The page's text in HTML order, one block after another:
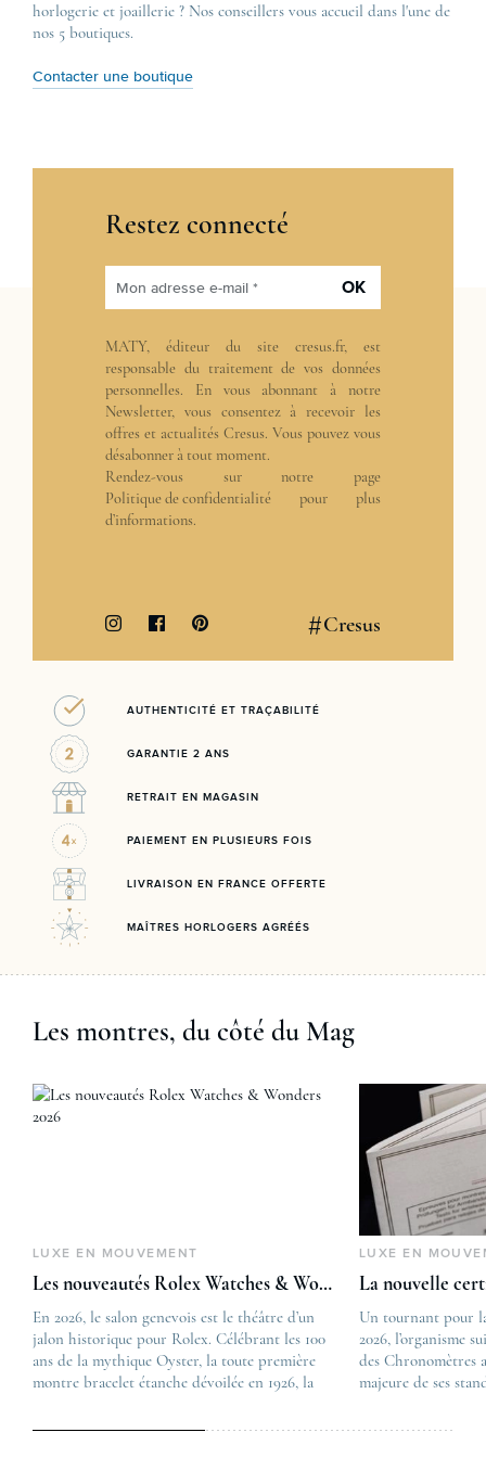
horlogerie et joaillerie ? Nos conseillers vous accueil dans l'une de
nos 5 boutiques.
Contacter une boutique
Restez connecté
Mon adresse e-mail * OK
MATY, éditeur du site cresus.fr, est
responsable du traitement de vos données
personnelles. En vous abonnant à notre
Newsletter, vous consentez à recevoir les
offres et actualités Cresus. Vous pouvez vous
désabonner à tout moment.
Rendez-vous sur notre page
Politique de confidentialité pour plus
d’informations.
#Cresus
AUTHENTICITÉ ET TRAÇABILITÉ
GARANTIE 2 ANS
RETRAIT EN MAGASIN
PAIEMENT EN PLUSIEURS FOIS
LIVRAISON EN FRANCE OFFERTE
MAÎTRES HORLOGERS AGRÉÉS
Les montres, du côté du Mag
LUXE EN MOUVEMENT
Les nouveautés Rolex Watches & Wonders 2026
En 2026, le salon genevois est le théâtre d’un
jalon historique pour Rolex. Célébrant les 100
ans de la mythique Oyster, la toute première
montre bracelet étanche dévoilée en 1926, la
commémorative alliant héritage patrimonial et
The post
Les nouveautés
first appeared on
Lovetime
LUXE EN
La nouvelle
Un tournant pour
2026, l’organisme
des Chronomètres
majeure de ses
Chronometer”,